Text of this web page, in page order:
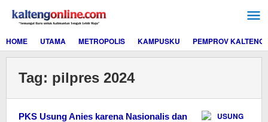
konten
HOME
UTAMA METROPOLIS KAMPUSKU PEMPROV KALTENG
Tag: pilpres 2024
PKS Usung Anies karena Nasionalis dan